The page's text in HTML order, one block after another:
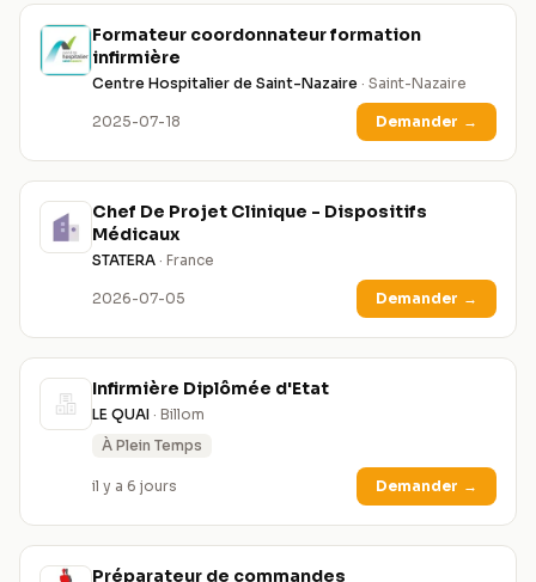
Formateur coordonnateur formation
infirmière
Centre Hospitalier de Saint-Nazaire · Saint-Nazaire
2025-07-18 Demander →
Chef De Projet Clinique - Dispositifs
Médicaux
STATERA · France
2026-07-05 Demander →
Infirmière Diplômée d'Etat
LE QUAI · Billom
À Plein Temps
il y a 6 jours Demander →
Préparateur de commandes